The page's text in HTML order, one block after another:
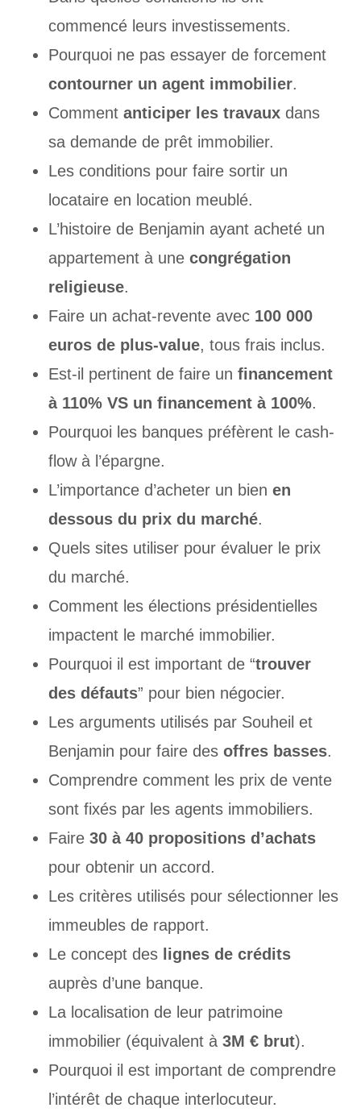
commencé leurs investissements.
Pourquoi ne pas essayer de forcement
contourner un agent immobilier.
Comment anticiper les travauxdans
sa demande de prêt immobilier.
Les conditions pour faire sortir un
locataire en location meublé.
L’histoire de Benjamin ayant acheté un
appartement à une congrégation
religieuse.
Faire un achat-revente avec 100 000
euros de plus-value, tous frais inclus.
Est-il pertinent de faire un financement
à 110% VS un financement à 100%.
Pourquoi les banques préfèrent le cash-
flow à l’épargne.
L’importance d’acheter un bien en
dessous du prix du marché.
Quels sites utiliser pour évaluer le prix
du marché.
Comment les élections présidentielles
impactent le marché immobilier.
Pourquoi il est important de “trouver
des défauts” pour bien négocier.
Les arguments utilisés par Souheil et
Benjamin pour faire desoffres basses.
Comprendre comment les prix de vente
sont fixés par les agents immobiliers.
Faire 30 à 40 propositions d’achats
pour obtenir un accord.
Les critères utilisés pour sélectionner les
immeubles de rapport.
Le concept des lignes de crédits
auprès d’une banque.
La localisation de leur patrimoine
immobilier (équivalent à 3M € brut).
Pourquoi il est important de comprendre
l’intérêt de chaque interlocuteur.